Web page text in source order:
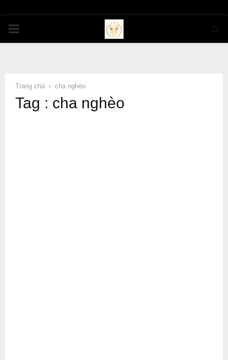
PRIMARY
Trang chủ cha nghèo
Tag : cha nghèo